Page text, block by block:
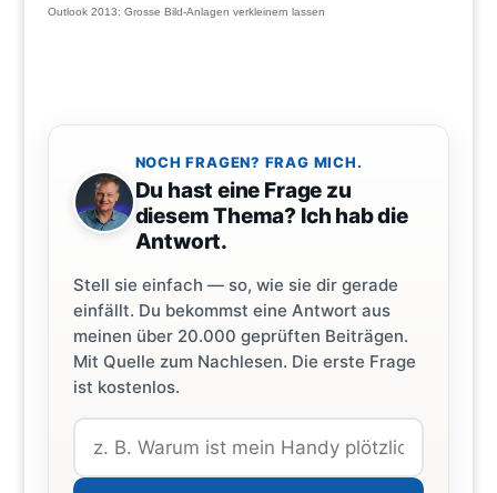
Outlook 2013: Grosse Bild-Anlagen verkleinern lassen
NOCH FRAGEN? FRAG MICH.
Du hast eine Frage zu
diesem Thema? Ich hab die
Antwort.
Stell sie einfach — so, wie sie dir gerade
einfällt. Du bekommst eine Antwort aus
meinen über 20.000 geprüften Beiträgen.
Mit Quelle zum Nachlesen. Die erste Frage
ist kostenlos.